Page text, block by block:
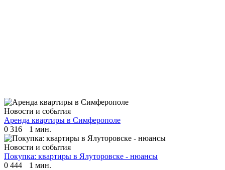
Новости и события
Аренда квартиры в Симферополе
0 316 1 мин.
Новости и события
Покупка: квартиры в Ялуторовске - нюансы
0 444 1 мин.